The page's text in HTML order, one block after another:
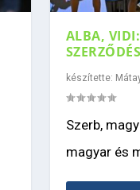
ALBA, VIDI:
készítette:
Szerb,
magyar és